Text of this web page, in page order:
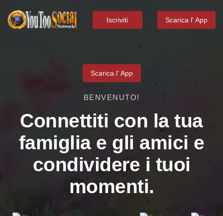
Iscriviti Scarica l' App
Scarica l' App
BENVENUTO!
Connettiti con la tua
famiglia e gli amici e
condividere i tuoi
momenti.